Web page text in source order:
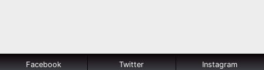
Facebook Twitter Instagram